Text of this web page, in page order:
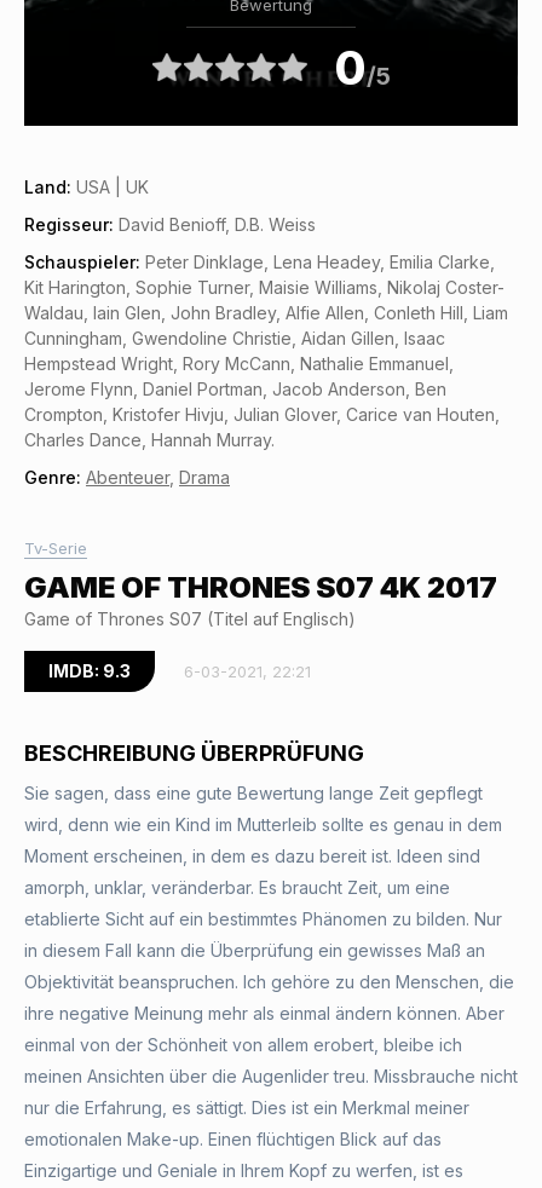
Bewertung
0/5
Land: USA | UK
Regisseur: David Benioff, D.B. Weiss
Schauspieler: Peter Dinklage, Lena Headey, Emilia Clarke,
Kit Harington, Sophie Turner, Maisie Williams, Nikolaj Coster-
Waldau, Iain Glen, John Bradley, Alfie Allen, Conleth Hill, Liam
Cunningham, Gwendoline Christie, Aidan Gillen, Isaac
Hempstead Wright, Rory McCann, Nathalie Emmanuel,
Jerome Flynn, Daniel Portman, Jacob Anderson, Ben
Crompton, Kristofer Hivju, Julian Glover, Carice van Houten,
Charles Dance, Hannah Murray.
Genre: Abenteuer, Drama
Tv-Serie
GAME OF THRONES S07 4K 2017
Game of Thrones S07 (Titel auf Englisch)
IMDB: 9.3 6-03-2021, 22:21
BESCHREIBUNG ÜBERPRÜFUNG
Sie sagen, dass eine gute Bewertung lange Zeit gepflegt
wird, denn wie ein Kind im Mutterleib sollte es genau in dem
Moment erscheinen, in dem es dazu bereit ist. Ideen sind
amorph, unklar, veränderbar. Es braucht Zeit, um eine
etablierte Sicht auf ein bestimmtes Phänomen zu bilden. Nur
in diesem Fall kann die Überprüfung ein gewisses Maß an
Objektivität beanspruchen. Ich gehöre zu den Menschen, die
ihre negative Meinung mehr als einmal ändern können. Aber
einmal von der Schönheit von allem erobert, bleibe ich
meinen Ansichten über die Augenlider treu. Missbrauche nicht
nur die Erfahrung, es sättigt. Dies ist ein Merkmal meiner
emotionalen Make-up. Einen flüchtigen Blick auf das
Einzigartige und Geniale in Ihrem Kopf zu werfen, ist es